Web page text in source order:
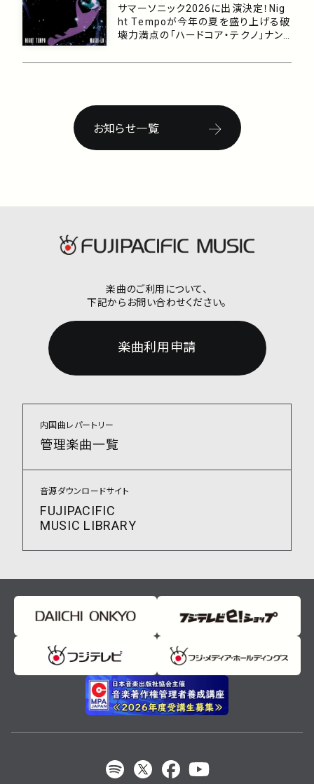
サマーソニック2026に出演決定！Nig
ht Tempoが今年の夏を盛り上げる破
壊力満点の「ハードコア・テクノ」ナン
6/10に配信！
お知らせ一覧
楽曲のご利用について、
下記からお問い合わせください。
楽曲利用申請
内国曲レパートリー
管理楽曲一覧
音源ダウンロードサイト
FUJIPACIFIC
MUSIC LIBRARY